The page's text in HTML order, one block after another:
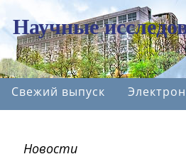
Научные
Свежий выпуск
Новости